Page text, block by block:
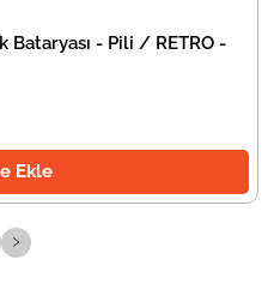
Bataryası - Pili / RETRO -
Ekle
›